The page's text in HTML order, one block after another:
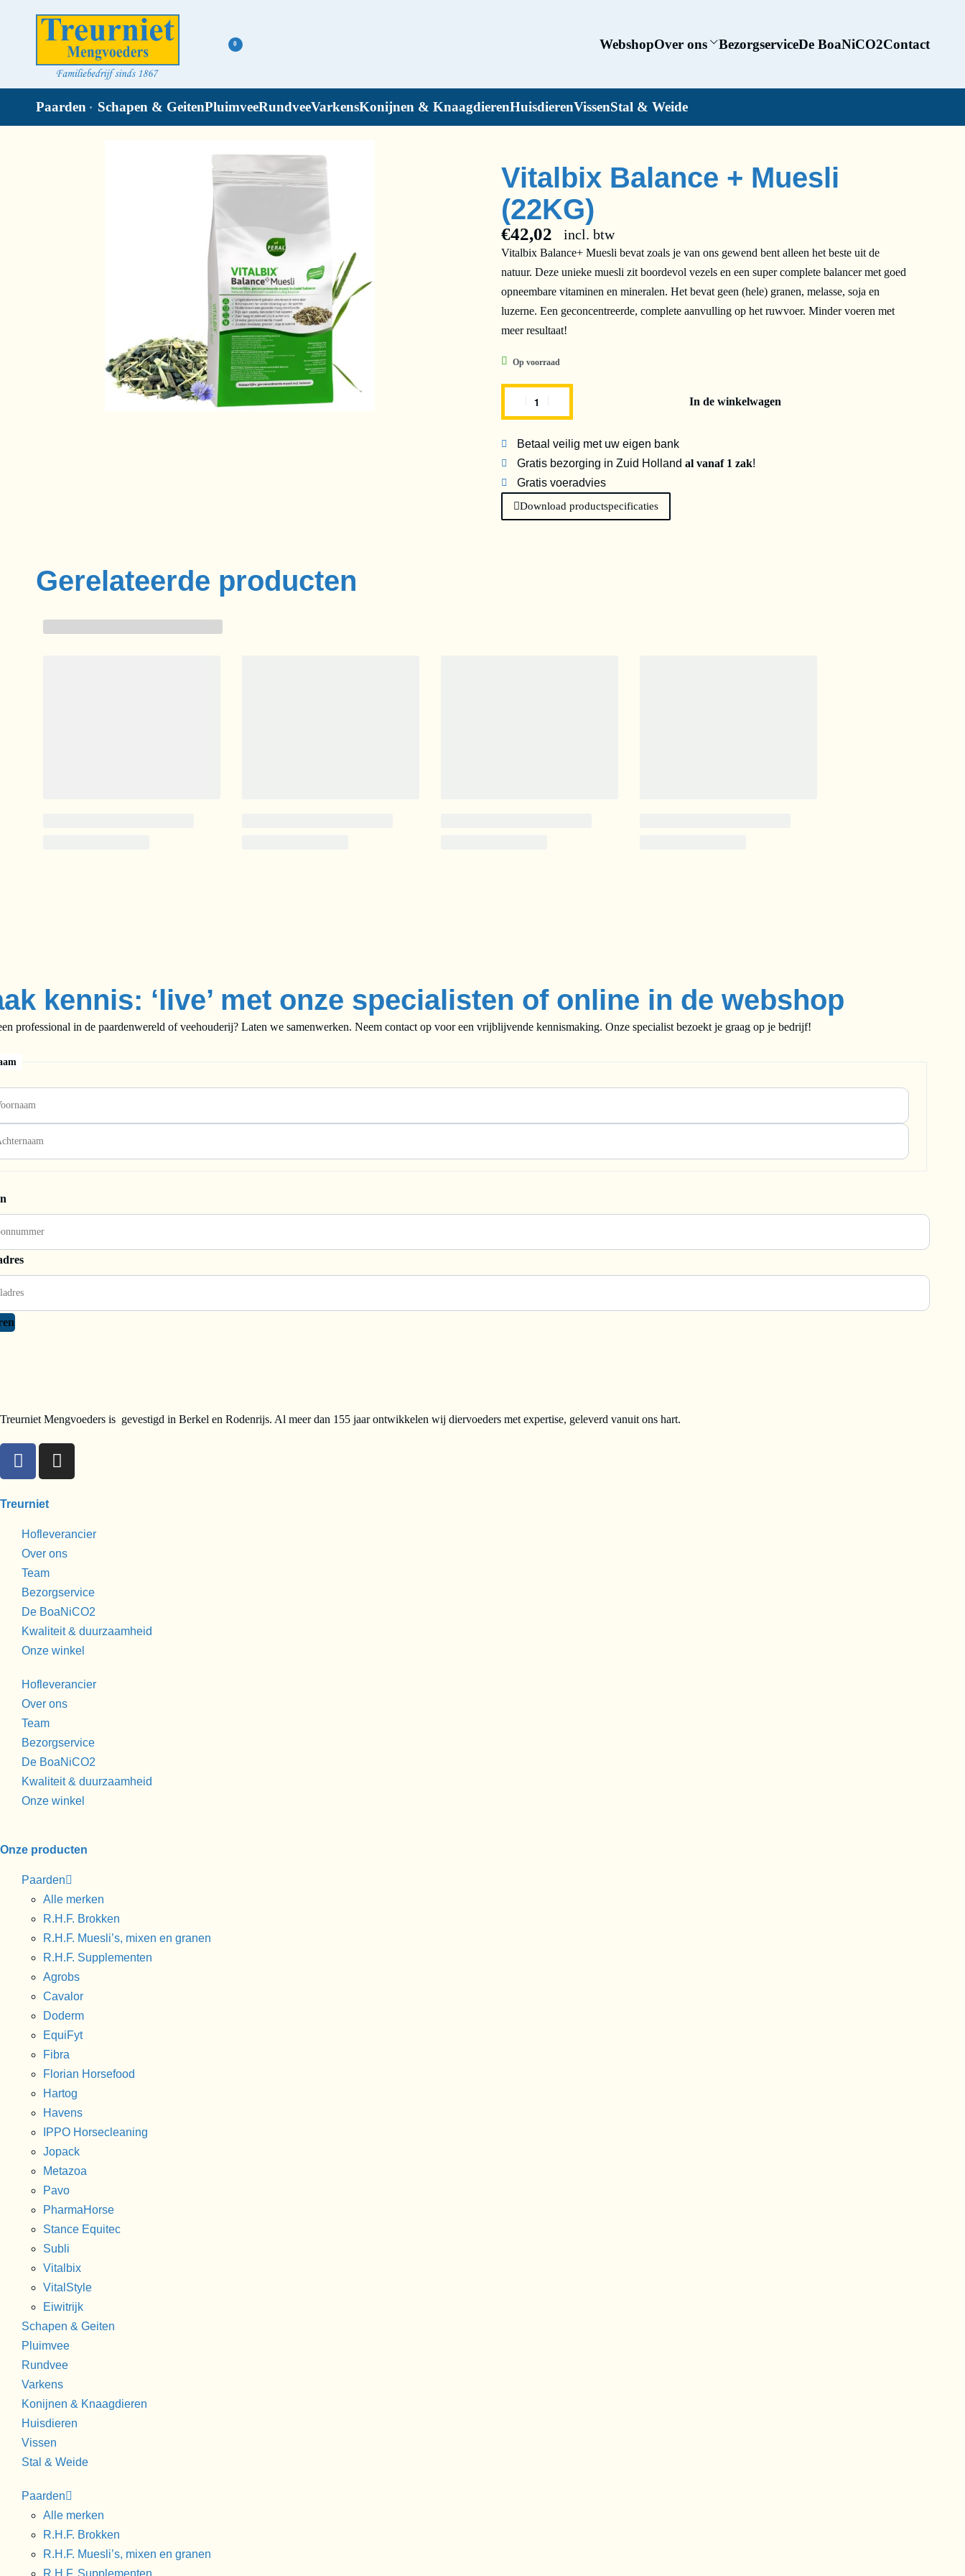
0 WebshopOver ons BezorgserviceDe BoaNiCO2Contact
Paarden Schapen & GeitenPluimveeRundveeVarkensKonijnen & KnaagdierenHuisdierenVissenStal & Weide
Vitalbix Balance + Muesli
(22KG)
€42,02 incl. btw
Vitalbix Balance+ Muesli bevat zoals je van ons gewend bent alleen het beste uit de
natuur. Deze unieke muesli zit boordevol vezels en een super complete balancer met goed
opneembare vitaminen en mineralen. Het bevat geen (hele) granen, melasse, soja en
luzerne. Een geconcentreerde, complete aanvulling op het ruwvoer. Minder voeren met
meer resultaat!
Op voorraad
In de winkelwagen
Betaal veilig met uw eigen bank
Gratis bezorging in Zuid Hollandal vanaf 1 zak!
Gratis voeradvies
Download productspecificaties
Gerelateerde producten
kennis: ‘live’ met onze specialisten of online in de webshop
professional in de paardenwereld of veehouderij? Laten we samenwerken. Neem contact op voor een vrijblijvende kennismaking. Onze specialist bezoekt je graag op je bedrijf!
Treurniet Mengvoeders is gevestigd in Berkel en Rodenrijs. Al meer dan 155 jaar ontwikkelen wij diervoeders met expertise, geleverd vanuit ons hart.
Treurniet
Hofleverancier
Over ons
Team
Bezorgservice
De BoaNiCO2
Kwaliteit & duurzaamheid
Onze winkel
Hofleverancier
Over ons
Team
Bezorgservice
De BoaNiCO2
Kwaliteit & duurzaamheid
Onze winkel
Onze producten
Paarden
Alle merken
R.H.F. Brokken
R.H.F. Muesli’s, mixen en granen
R.H.F. Supplementen
Agrobs
Cavalor
Doderm
EquiFyt
Fibra
Florian Horsefood
Hartog
Havens
IPPO Horsecleaning
Jopack
Metazoa
Pavo
PharmaHorse
Stance Equitec
Subli
Vitalbix
VitalStyle
Eiwitrijk
Schapen & Geiten
Pluimvee
Rundvee
Varkens
Konijnen & Knaagdieren
Huisdieren
Vissen
Stal & Weide
Paarden
Alle merken
R.H.F. Brokken
R.H.F. Muesli’s, mixen en granen
R.H.F. Supplementen